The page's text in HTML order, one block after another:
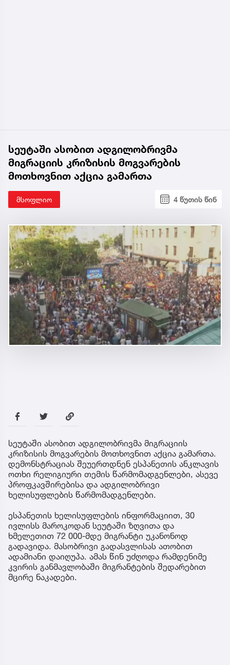
სეუტაში ასობით ადგილობრივმა
მიგრაციის კრიზისის მოგვარების
მოთხოვნით აქცია გამართა
მსოფლიო 4 წუთის წინ
სეუტაში ასობით ადგილობრივმა მიგრაციის
კრიზისის მოგვარების მოთხოვნით აქცია გამართა.
დემონსტრაციას შეუერთდნენ ესპანეთის ანკლავის
ოთხი რელიგიური თემის წარმომადგენლები, ასევე
პროფკავშირებისა და ადგილობრივი
ხელისუფლების წარმომადგენლები.
ესპანეთის ხელისუფლების ინფორმაციით, 30
ივლისს მაროკოდან სეუტაში ზღვითა და
ხმელეთით 72 000-მდე მიგრანტი უკანონოდ
გადავიდა. მასობრივი გადასვლისას ათობით
ადამიანი დაიღუპა. ამას წინ უძღოდა რამდენიმე
კვირის განმავლობაში მიგრანტების შედარებით
მცირე ნაკადები.